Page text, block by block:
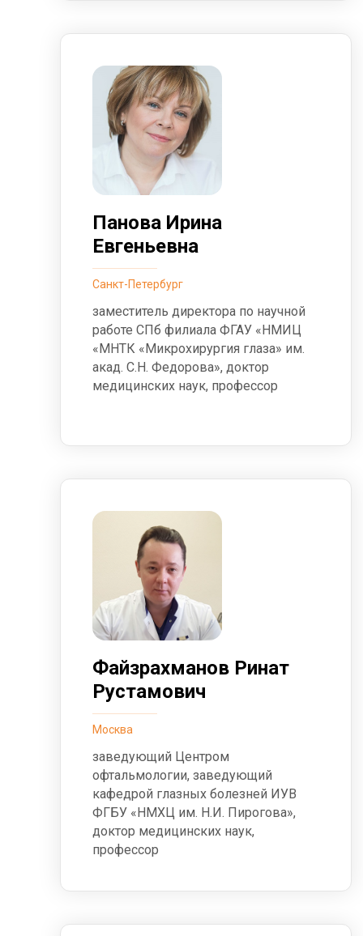
Панова Ирина
Евгеньевна
Санкт-Петербург
заместитель директора по научной
работе СПб филиала ФГАУ «НМИЦ
«МНТК «Микрохирургия глаза» им.
акад. С.Н. Федорова», доктор
медицинских наук, профессор
Файзрахманов Ринат
Рустамович
Москва
заведующий Центром
офтальмологии, заведующий
кафедрой глазных болезней ИУВ
ФГБУ «НМХЦ им. Н.И. Пирогова»,
доктор медицинских наук,
профессор